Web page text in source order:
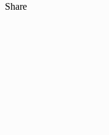
Share